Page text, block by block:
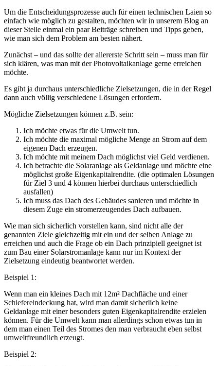
Um die Entscheidungsprozesse auch für einen technischen Laien so
einfach wie möglich zu gestalten, möchten wir in unserem Blog an
dieser Stelle einmal ein paar Beiträge schreiben und Tipps geben,
wie man sich dem Problem am besten nähert.
Zunächst – und das sollte der allererste Schritt sein – muss man für
sich klären, was man mit der Photovoltaikanlage gerne erreichen
möchte.
Es gibt ja durchaus unterschiedliche Zielsetzungen, die in der Regel
dann auch völlig verschiedene Lösungen erfordern.
Mögliche Zielsetzungen können z.B. sein:
Ich möchte etwas für die Umwelt tun.
Ich möchte die maximal mögliche Menge an Strom auf dem
eigenen Dach erzeugen.
Ich möchte mit meinem Dach möglichst viel Geld verdienen.
Ich betrachte die Solaranlage als Geldanlage und möchte eine
möglichst große Eigenkapitalrendite. (die optimalen Lösungen
für Ziel 3 und 4 können hierbei durchaus unterschiedlich
ausfallen)
Ich muss das Dach des Gebäudes sanieren und möchte in
diesem Zuge ein stromerzeugendes Dach aufbauen.
Wie man sich sicherlich vorstellen kann, sind nicht alle der
genannten Ziele gleichzeitig mit ein und der selben Anlage zu
erreichen und auch die Frage ob ein Dach prinzipiell geeignet ist
zum Bau einer Solarstromanlage kann nur im Kontext der
Zielsetzung eindeutig beantwortet werden.
Beispiel 1:
Wenn man ein kleines Dach mit 12m² Dachfläche und einer
Schiefereindeckung hat, wird man damit sicherlich keine
Geldanlage mit einer besonders guten Eigenkapitalrendite erzielen
können. Für die Umwelt kann man allerdings schon etwas tun in
dem man einen Teil des Stromes den man verbraucht eben selbst
umweltfreundlich erzeugt.
Beispiel 2: